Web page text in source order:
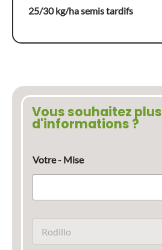
25/30 kg/ha semis tardifs
Vous souhaitez plus
d'informations ?
Votre - Mise
m